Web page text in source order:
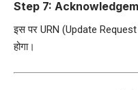
Step 7:
इस पर URN (Update
होगा।